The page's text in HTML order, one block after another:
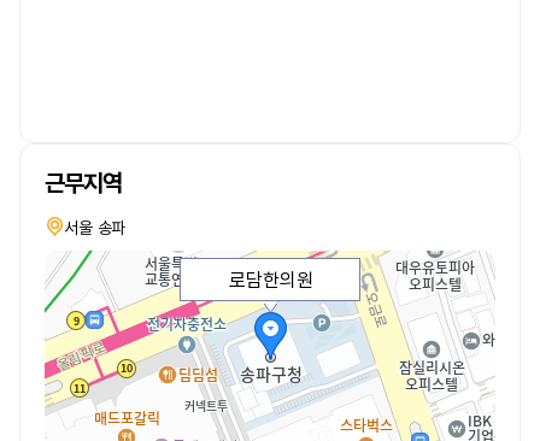
근무지역
서울 송파
로담한의원